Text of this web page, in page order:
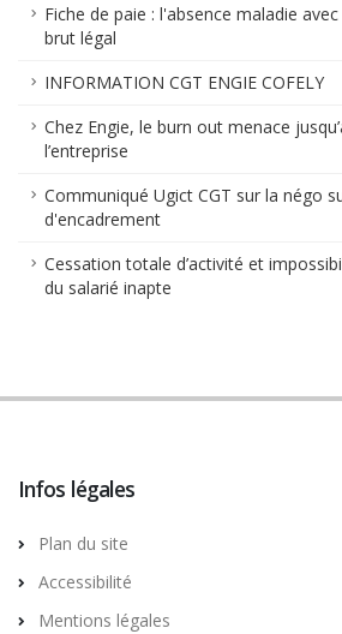
Fiche de paie : l'absence maladie
brut légal
INFORMATION CGT ENGIE COFELY
Chez Engie, le burn out menace
l’entreprise
Communiqué Ugict CGT sur la négo
d'encadrement
Cessation totale d’activité et
du salarié inapte
Infos légales
Plan du site
Accessibilité
Mentions légales